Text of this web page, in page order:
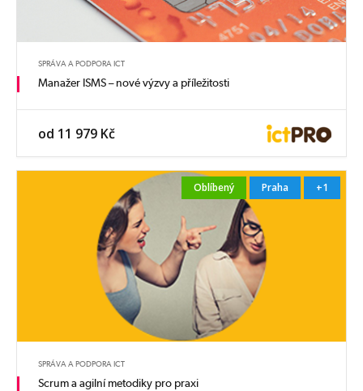
SPRÁVA A PODPORA ICT
Manažer ISMS – nové výzvy a příležitosti
od 11 979 Kč
Oblíbený Praha +1
SPRÁVA A PODPORA ICT
Scrum a agilní metodiky pro praxi